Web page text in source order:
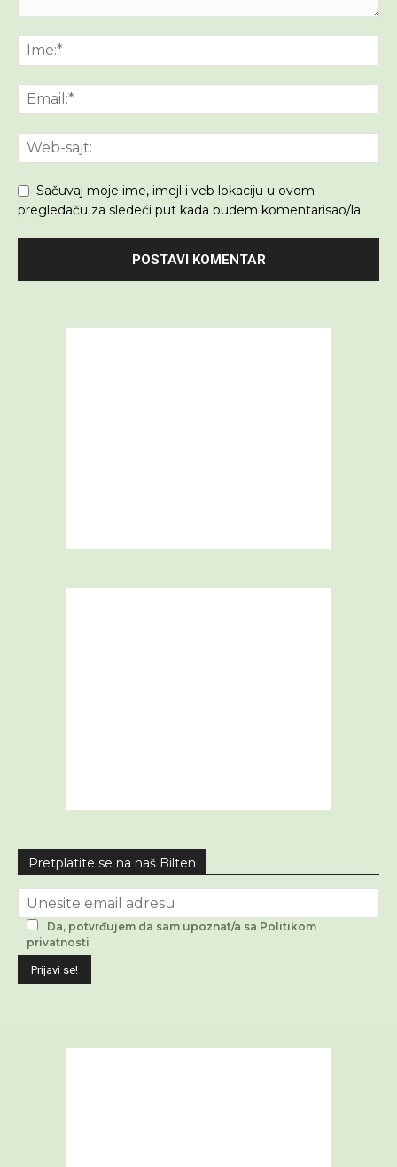
Sačuvaj moje ime, imejl i veb lokaciju u ovom
pregledaču za sledeći put kada budem komentarisao/la.
Pretplatite se na naš Bilten
Da, potvrđujem da sam upoznat/a sa Politikom
privatnosti